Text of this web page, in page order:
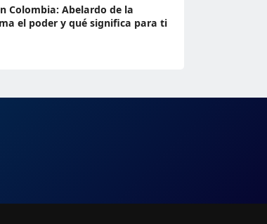
Colombia: Abelardo de la
el poder y qué significa para ti